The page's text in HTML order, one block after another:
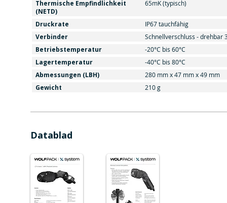
Thermische Empfindlichkeit
(NETD)
65mK (typisch)
Druckrate IP67 tauchfähig
Verbinder Schnellverschluss - drehbar
Betriebstemperatur -20°C bis 60°C
Lagertemperatur -40°C bis 80°C
Abmessungen (LBH) 280 mm x 47 mm x 49 mm
Gewicht 210 g
Datablad